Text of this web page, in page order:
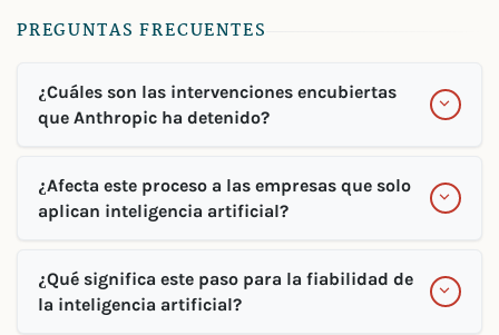
PREGUNTAS FRECUENTES
¿Cuáles son las intervenciones encubiertas
que Anthropic ha detenido?
¿Afecta este proceso a las empresas que solo
aplican inteligencia artificial?
¿Qué significa este paso para la fiabilidad de
la inteligencia artificial?